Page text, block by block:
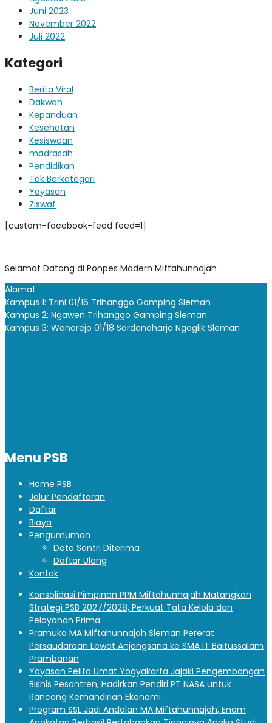
Juni 2023
November 2022
Juli 2022
Kategori
Berita Viral
Dakwah
Kepanduan
Kesehatan
Kesiswaan
madrasah
Pendidikan
Tak Berkategori
Yayasan
Ziswaf
[custom-facebook-feed feed=1]
Selamat Datang di Ponpes Modern Miftahunnajah
Alamat
Kampus 1: Trini 01/16 Trihanggo Gamping Sleman
Kampus 2: Ngawen Trihanggo Gamping Sleman
Kampus 3: Wonorejo 01/18 Sardonoharjo Ngaglik Sleman
Menu PSB
Home PSB
Jalur Pendaftaran
Daftar
Biaya
Pengumuman
Data Santri Diterima
Daftar Ulang
Kontak
Konsolidasi Pimpinan PPM Miftahunnajah Matangkan
Strategi PSB 2027/2028, Perkuat Tata Kelola dan
Pelayanan Prima
Pramuka MA Miftahunnajah Sleman Pererat
Persaudaraan Lewat Anjangsana ke SMA IT Baitussalam
Prambanan
Yayasan Pelita Umat Yogyakarta Jajaki Pengembangan
Bisnis Pesantren, Hadirkan Pendiri PT NASA untuk
Rancang Kemandirian Ekonomi
Program SSL Jadi Andalan MA Miftahunnajah, Enam